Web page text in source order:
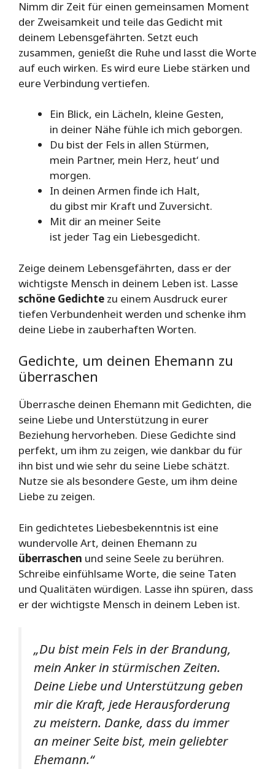
Nimm dir Zeit für einen gemeinsamen Moment
der Zweisamkeit und teile das Gedicht mit
deinem Lebensgefährten. Setzt euch
zusammen, genießt die Ruhe und lasst die Worte
auf euch wirken. Es wird eure Liebe stärken und
eure Verbindung vertiefen.
Ein Blick, ein Lächeln, kleine Gesten,
in deiner Nähe fühle ich mich geborgen.
Du bist der Fels in allen Stürmen,
mein Partner, mein Herz, heut‘ und
morgen.
In deinen Armen finde ich Halt,
du gibst mir Kraft und Zuversicht.
Mit dir an meiner Seite
ist jeder Tag ein Liebesgedicht.
Zeige deinem Lebensgefährten, dass er der
wichtigste Mensch in deinem Leben ist. Lasse
schöne Gedichte zu einem Ausdruck eurer
tiefen Verbundenheit werden und schenke ihm
deine Liebe in zauberhaften Worten.
Gedichte, um deinen Ehemann zu
überraschen
Überrasche deinen Ehemann mit Gedichten, die
seine Liebe und Unterstützung in eurer
Beziehung hervorheben. Diese Gedichte sind
perfekt, um ihm zu zeigen, wie dankbar du für
ihn bist und wie sehr du seine Liebe schätzt.
Nutze sie als besondere Geste, um ihm deine
Liebe zu zeigen.
Ein gedichtetes Liebesbekenntnis ist eine
wundervolle Art, deinen Ehemann zu
überraschen und seine Seele zu berühren.
Schreibe einfühlsame Worte, die seine Taten
und Qualitäten würdigen. Lasse ihn spüren, dass
er der wichtigste Mensch in deinem Leben ist.
„Du bist mein Fels in der Brandung,
mein Anker in stürmischen Zeiten.
Deine Liebe und Unterstützung geben
mir die Kraft, jede Herausforderung
zu meistern. Danke, dass du immer
an meiner Seite bist, mein geliebter
Ehemann.“